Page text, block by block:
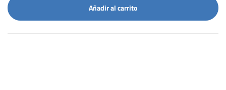
Añadir al carrito